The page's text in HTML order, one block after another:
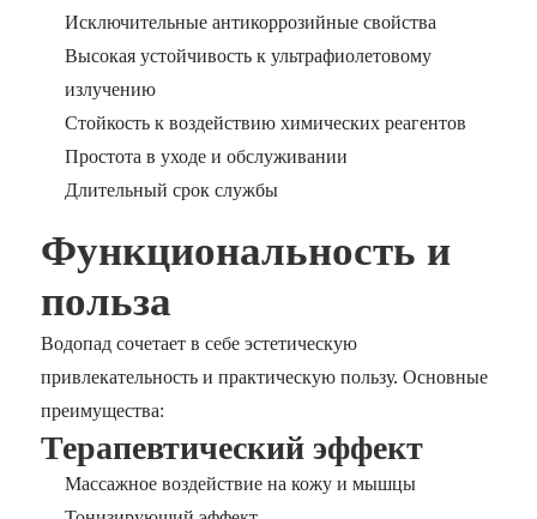
Исключительные антикоррозийные свойства
Высокая устойчивость к ультрафиолетовому
излучению
Стойкость к воздействию химических реагентов
Простота в уходе и обслуживании
Длительный срок службы
Функциональность и
польза
Водопад сочетает в себе эстетическую
привлекательность и практическую пользу. Основные
преимущества:
Терапевтический эффект
Массажное воздействие на кожу и мышцы